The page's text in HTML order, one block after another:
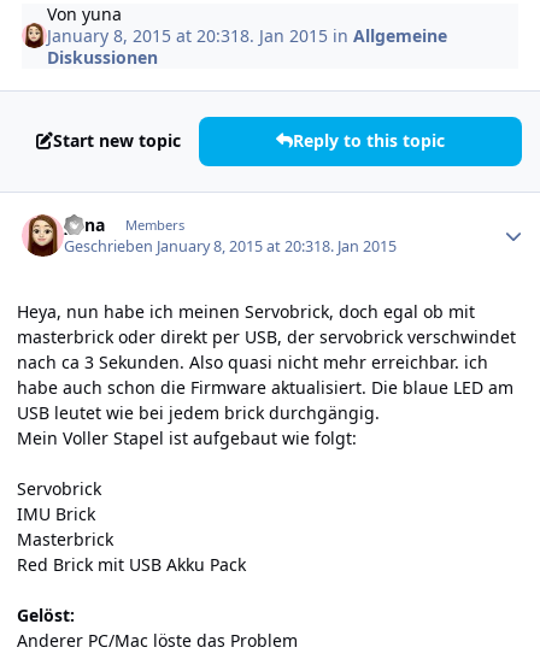
Vonyuna
January 8, 2015 at 20:318. Jan 2015 inAllgemeine
Diskussionen
Start new topic Reply to this topic
yuna Members
Geschrieben January 8, 2015 at 20:318. Jan 2015
Heya, nun habe ich meinen Servobrick, doch egal ob mit
masterbrick oder direkt per USB, der servobrick verschwindet
nach ca 3 Sekunden. Also quasi nicht mehr erreichbar. ich
habe auch schon die Firmware aktualisiert. Die blaue LED am
USB leutet wie bei jedem brick durchgängig.
Mein Voller Stapel ist aufgebaut wie folgt:
Servobrick
IMU Brick
Masterbrick
Red Brick mit USB Akku Pack
Gelöst:
Anderer PC/Mac löste das Problem